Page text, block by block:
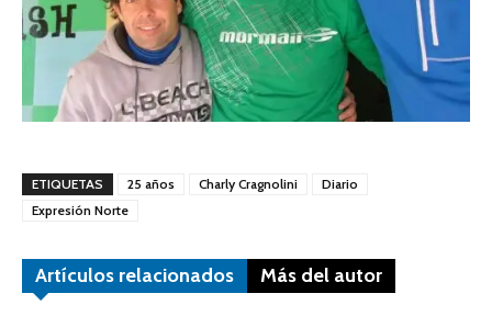
ETIQUETAS 25 años Charly Cragnolini
Diario
Expresión Norte
Artículos relacionados Más del autor